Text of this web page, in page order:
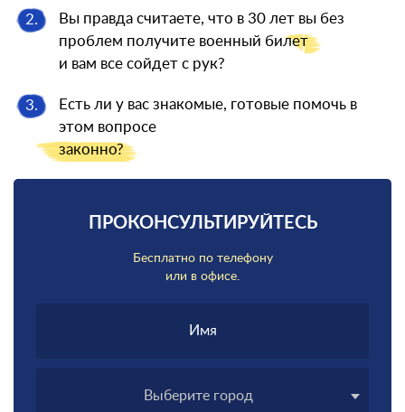
2.
Вы правда считаете, что в 30 лет вы без
проблем получите военный билет
и вам все сойдет с рук?
3.
Есть ли у вас знакомые, готовые помочь в
этом вопросе
законно?
ПРОКОНСУЛЬТИРУЙТЕСЬ
Бесплатно по телефону
или в офисе.
Выберите город